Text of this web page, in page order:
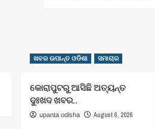
ଖବର ଉପାନ୍ତ ଓଡିଶା ସମାଚାର
କୋରାପୁଟରୁ ଆସିଛି ଅତ୍ୟନ୍ତ
ଦୁଃଖଦ ଖବର..
upanta odisha August 6, 2026